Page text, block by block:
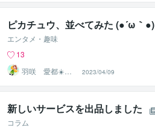
ピカチュウ、並べてみた (●´ω｀●)
エンタメ・趣味
13
羽咲 愛都☀️ハ
サキ アイト☀️
2023/04/09
新しいサービスを出品しました
コラム